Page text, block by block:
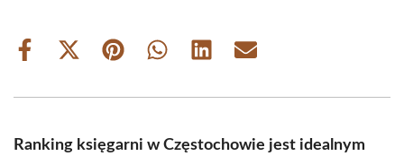
Share
Share
(Twitter)
Share Share Share Share
Ranking księgarni w Częstochowie jest idealnym